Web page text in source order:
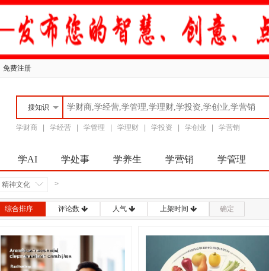
免费注册
搜知识
学财商 学经营 学管理 学理财 学投资 学创业 学营销
学AI 学处事 学养生 学营销 学管理
精神文化 >
综合排序 评论数 人气 上架时间 确定